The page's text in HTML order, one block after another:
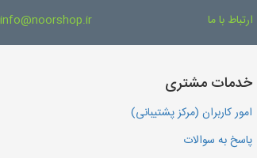
ارتباط با ما info@noorshop.ir
خدمات مشتری
امور کاربران (مرکز پشتیبانی)
پاسخ به سوالات